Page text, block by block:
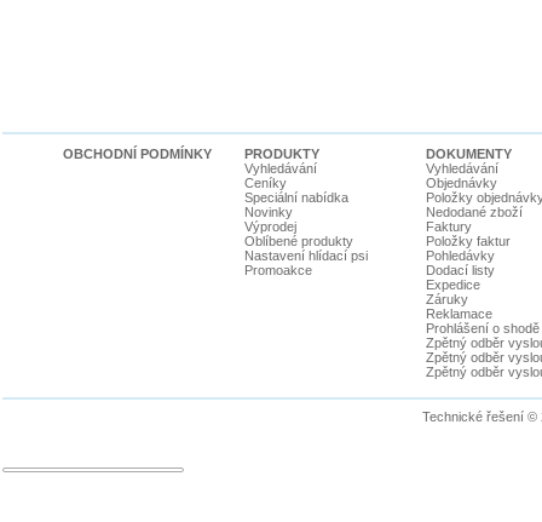
OBCHODNÍ PODMÍNKY
PRODUKTY
Vyhledávání
Ceníky
Speciální nabídka
Novinky
Výprodej
Oblíbené produkty
Nastavení hlídací psi
Promoakce
DOKUMENTY
Vyhledávání
Objednávky
Položky
Nedodané zboží
Faktury
Položky faktur
Pohledávky
Dodací listy
Expedice
Záruky
Reklamace
Prohlášení o shodě
Zpětný odběr
Zpětný odběr
Zpětný odběr
Technické řešení ©